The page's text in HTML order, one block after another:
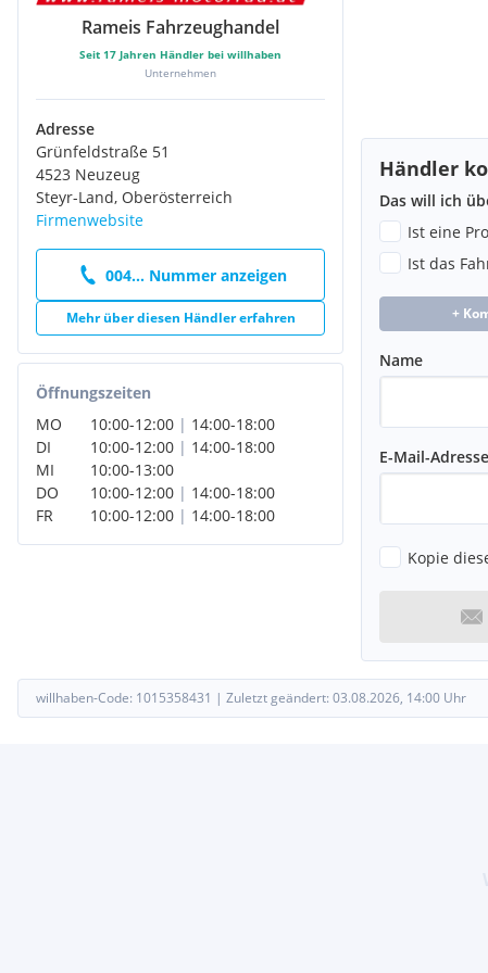
Rameis Fahrzeughandel
Seit 17 Jahren Händler bei willhaben
Unternehmen
Adresse
Grünfeldstraße 51
4523 Neuzeug
Steyr-Land, Oberösterreich
Firmenwebsite
004... Nummer anzeigen
Mehr über diesen Händler erfahren
Öffnungszeiten
MO
10:00-12:00 | 14:00-18:00
DI
10:00-12:00 | 14:00-18:00
MI
10:00-13:00
DO
10:00-12:00 | 14:00-18:00
FR
10:00-12:00 | 14:00-18:00
Händler
Das will ich
Ist eine
Ist das
+
Name
E-Mail-Adresse
Kopie
willhaben-Code: 1015358431 | Zuletzt geändert: 03.08.2026, 14:00 Uhr